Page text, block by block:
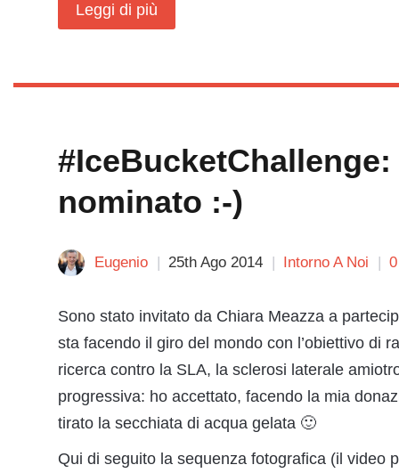
Leggi di più
nominato :-)
Eugenio 25th Ago 2014 Intorno A Noi
Sono stato invitato da Chiara Meazza a
sta facendo il giro del mondo con l’obiettivo di
ricerca contro la SLA, la sclerosi laterale
progressiva: ho accettato, facendo la mia
tirato la secchiata di acqua gelata 🙂
Qui di seguito la sequenza fotografica (il video